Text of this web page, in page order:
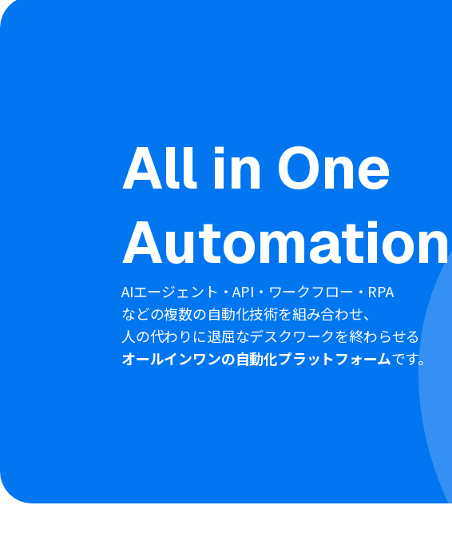
All in One
Automation
AIエージェント・API・ワークフロー・RPA
などの複数の自動化技術を組み合わせ、
人の代わりに退屈なデスクワークを終わらせる
オールインワンの自動化プラットフォームです。